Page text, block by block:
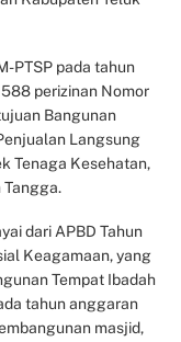
PTSP pada tahun
perizinan Nomor
Bangunan
Langsung
Tenaga Kesehatan,
Tangga.
dari APBD Tahun
Keagamaan, yang
Tempat Ibadah
tahun anggaran
masjid,